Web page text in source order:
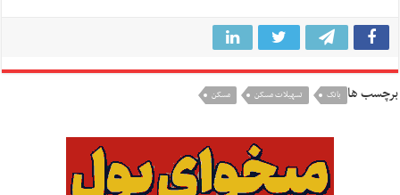
برچسب ها بانک تسهیلات مسکن مسکن